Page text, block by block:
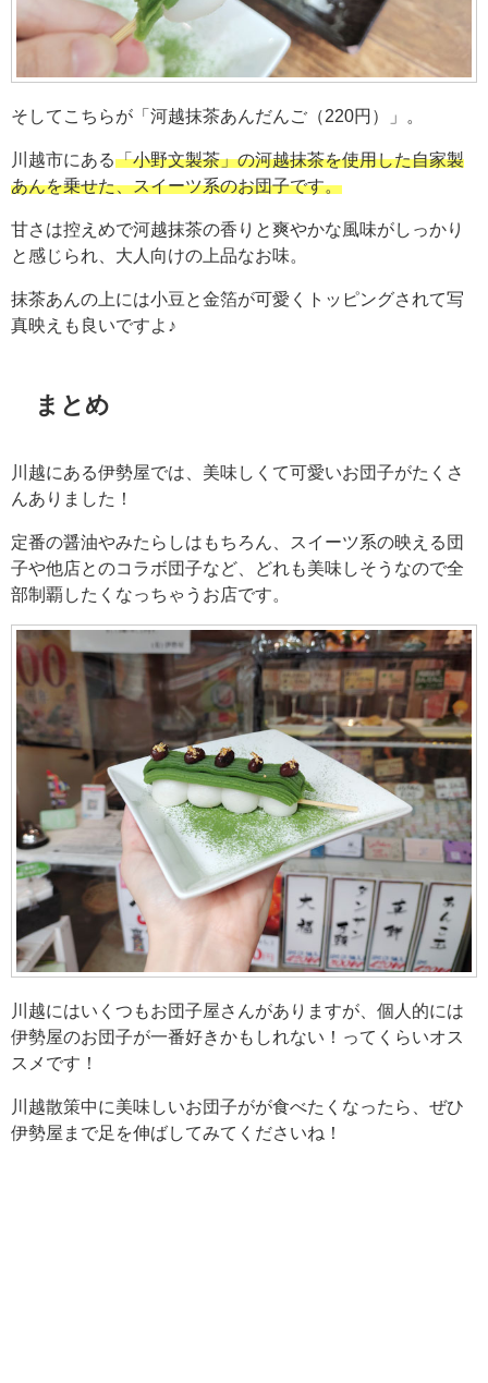
そしてこちらが「河越抹茶あんだんご（220円）」。
川越市にある「小野文製茶」の河越抹茶を使用した自家製
あんを乗せた、スイーツ系のお団子です。
甘さは控えめで河越抹茶の香りと爽やかな風味がしっかり
と感じられ、大人向けの上品なお味。
抹茶あんの上には小豆と金箔が可愛くトッピングされて写
真映えも良いですよ♪
まとめ
川越にある伊勢屋では、美味しくて可愛いお団子がたくさ
んありました！
定番の醤油やみたらしはもちろん、スイーツ系の映える団
子や他店とのコラボ団子など、どれも美味しそうなので全
部制覇したくなっちゃうお店です。
川越にはいくつもお団子屋さんがありますが、個人的には
伊勢屋のお団子が一番好きかもしれない！ってくらいオス
スメです！
川越散策中に美味しいお団子がが食べたくなったら、ぜひ
伊勢屋まで足を伸ばしてみてくださいね！